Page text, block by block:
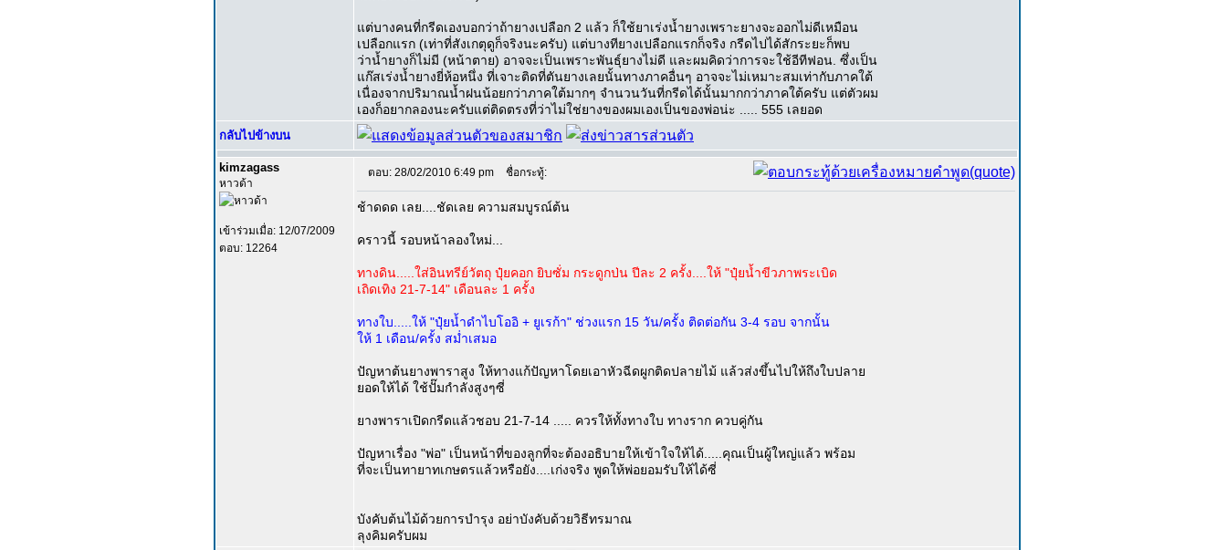
แต่บางคนที่กรีดเองบอกว่าถ้ายางเปลือก 2 แล้ว ก็ใช้ยาเร่งน้ำยางเพราะยางจะออกไม่ดีเหมือน
เปลือกแรก (เท่าที่สังเกตุดูก็จริงนะครับ) แต่บางทียางเปลือกแรกก็จริง กรีดไปได้สักระยะก็พบ
ว่าน้ำยางก็ไม่มี (หน้าตาย) อาจจะเป็นเพราะพันธุ์ยางไม่ดี และผมคิดว่าการจะใช้อีทีฟอน. ซึ่งเป็น
แก๊สเร่งน้ำยางยี่ห้อหนึ่ง ที่เจาะติดที่ตันยางเลยนั้นทางภาคอื่นๆ อาจจะไม่เหมาะสมเท่ากับภาคใต้
เนื่องจากปริมาณน้ำฝนน้อยกว่าภาคใต้มากๆ จำนวนวันที่กรีดได้นั้นมากกว่าภาคใต้ครับ แต่ตัวผม
เองก็อยากลองนะครับแต่ติดตรงที่ว่าไม่ใช่ยางของผมเองเป็นของพ่อน่ะ ..... 555 เลยอด
กลับไปข้างบน
kimzagass
หาวด้า
เข้าร่วมเมื่อ: 12/07/2009
ตอบ: 12264
ตอบ: 28/02/2010 6:49 pm ชื่อกระทู้:
ช้าดดด เลย....ชัดเลย ความสมบูรณ์ต้น
คราวนี้ รอบหน้าลองใหม่...
ทางดิน.....ใส่อินทรีย์วัตถุ ปุ๋ยคอก ยิบซั่ม กระดูกป่น ปีละ 2 ครั้ง....ให้ "ปุ๋ยน้ำขีวภาพระเบิด
เถิดเทิง 21-7-14" เดือนละ 1 ครั้ง
ทางใบ.....ให้ "ปุ๋ยน้ำดำไบโออิ + ยูเรก้า" ช่วงแรก 15 วัน/ครั้ง ติดต่อกัน 3-4 รอบ จากนั้น
ให้ 1 เดือน/ครั้ง สม่ำเสมอ
ปัญหาต้นยางพาราสูง ให้ทางแก้ปัญหาโดยเอาหัวฉีดผูกติดปลายไม้ แล้วส่งขึ้นไปให้ถึงใบปลาย
ยอดให้ได้ ใช้ปั๊มกำลังสูงๆซี่
ยางพาราเปิดกรีดแล้วชอบ 21-7-14 ..... ควรให้ทั้งทางใบ ทางราก ควบคู่กัน
ปัญหาเรื่อง "พ่อ" เป็นหน้าที่ของลูกที่จะต้องอธิบายให้เข้าใจให้ได้.....คุณเป็นผู้ใหญ่แล้ว พร้อม
ที่จะเป็นทายาทเกษตรแล้วหรือยัง....เก่งจริง พูดให้พ่อยอมรับให้ได้ซี่
บังคับต้นไม้ด้วยการบำรุง อย่าบังคับด้วยวิธีทรมาณ
ลุงคิมครับผม